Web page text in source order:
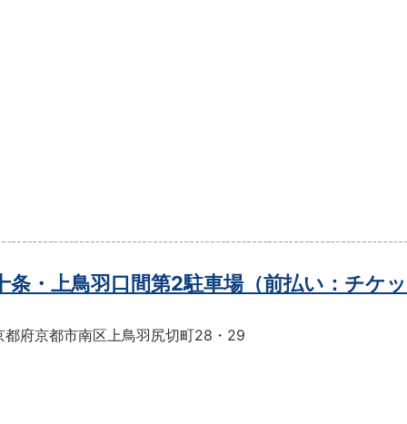
条・上鳥羽口間第2駐車場（前払い：チケ
都府京都市南区上鳥羽尻切町28・29